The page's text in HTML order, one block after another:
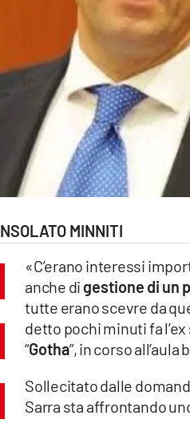
MINNITI
«C’erano interessi
anche di gestione di un
tutte erano scevre da
detto pochi minuti fa
“Gotha”, in corso
Sollecitato dalle
Sarra sta affrontando